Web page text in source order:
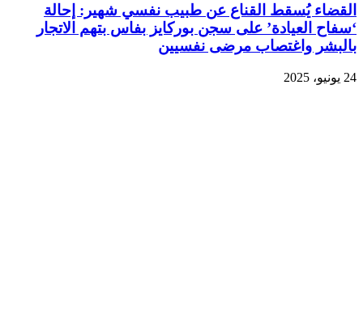
القضاء يُسقط القناع عن طبيب نفسي شهير: إحالة
‘سفاح العيادة’ على سجن بوركايز بفاس بتهم الاتجار
بالبشر واغتصاب مرضى نفسيين
24 يونيو، 2025